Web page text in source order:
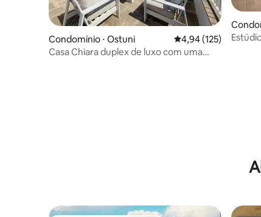
Condomínio ⋅ Ostuni 4,94 de uma
4,94 (125)
Casa Chiara duplex de luxo com uma
are